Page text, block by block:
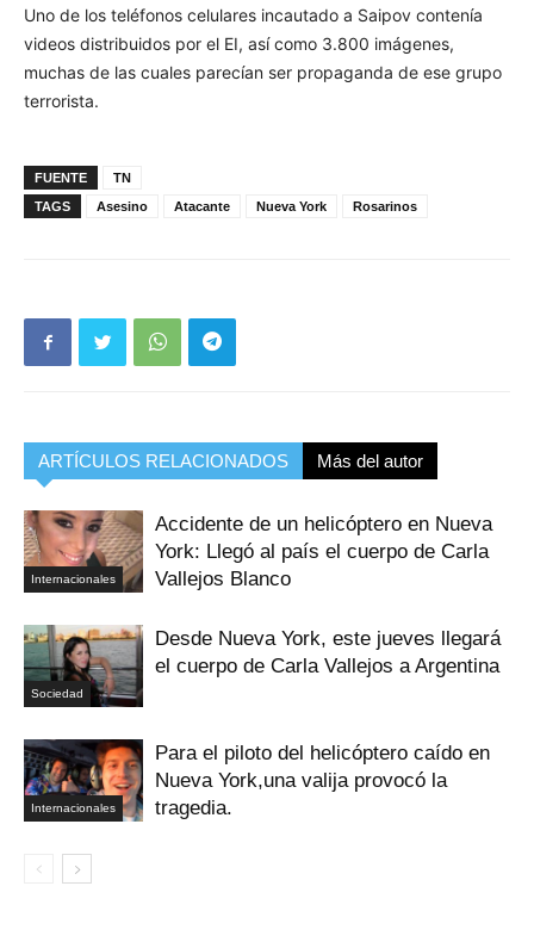
Uno de los teléfonos celulares incautado a Saipov contenía
videos distribuidos por el EI, así como 3.800 imágenes,
muchas de las cuales parecían ser propaganda de ese grupo
terrorista.
FUENTE
TN
TAGS
Asesino Atacante Nueva York Rosarinos
ARTÍCULOS RELACIONADOS Más del autor
Internacionales
Accidente de un helicóptero en Nueva
York: Llegó al país el cuerpo de Carla
Vallejos Blanco
Sociedad
Desde Nueva York, este jueves llegará
el cuerpo de Carla Vallejos a Argentina
Internacionales
Para el piloto del helicóptero caído en
Nueva York,una valija provocó la
tragedia.